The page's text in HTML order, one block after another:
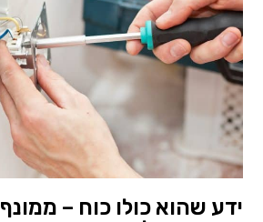
ידע שהוא כולו כוח –